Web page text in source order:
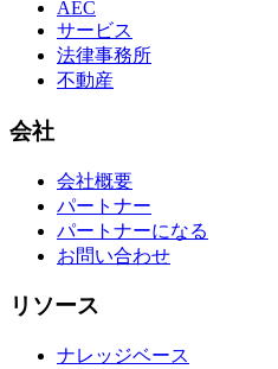
AEC
サービス
法律事務所
不動産
会社
会社概要
パートナー
パートナーになる
お問い合わせ
リソース
ナレッジベース